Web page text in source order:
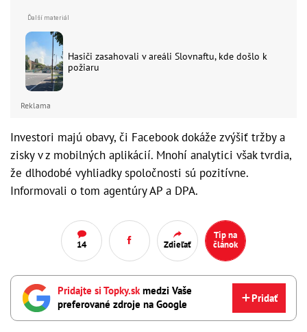
Hasiči zasahovali v areáli Slovnaftu, kde došlo k
požiaru
Reklama
Investori majú obavy, či Facebook dokáže zvýšiť tržby a
zisky v z mobilných aplikácií. Mnohí analytici však tvrdia,
že dlhodobé vyhliadky spoločnosti sú pozitívne.
Informovali o tom agentúry AP a DPA.
14 Zdieľať
Tip na
článok
Pridajte si Topky.skmedzi Vaše
preferované zdroje na Google
Pridať